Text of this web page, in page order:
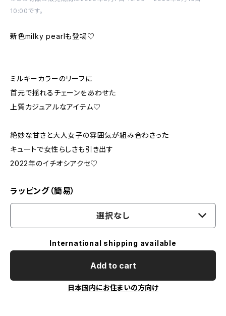
10:00です。
新色milky pearlも登場♡
ミルキーカラーのリーフに
首元で揺れるチェーンをあわせた
上質カジュアルなアイテム♡
絶妙な甘さと大人女子の雰囲気が組み合わさった
キュートで女性らしさも引き出す
2022年のイチオシアクセ♡
ラッピング（簡易）
選択なし
International shipping available
Add to cart
日本国内にお住まいの方向け